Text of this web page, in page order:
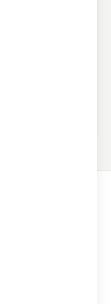
فروشگاه ایران